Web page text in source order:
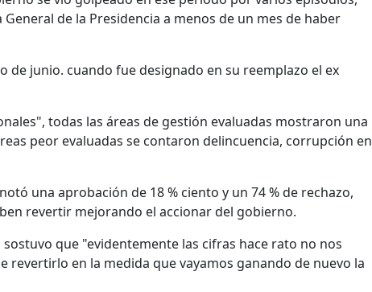
de la Presidencia a menos de un mes de haber
de junio. cuando fue designado en su reemplazo el ex
todas las áreas de gestión evaluadas mostraron una
peor evaluadas se contaron delincuencia, corrupción en
una aprobación de 18 % ciento y un 74 % de rechazo,
revertir mejorando el accionar del gobierno.
que "evidentemente las cifras hace rato no nos
revertirlo en la medida que vayamos ganando de nuevo la